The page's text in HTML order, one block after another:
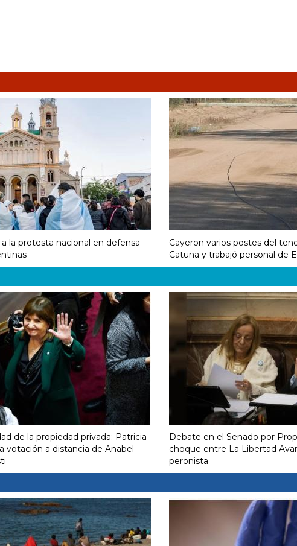
la protesta nacional en defensa
Cayeron varios postes del
Catuna y trabajó personal de
de la propiedad privada: Patricia
votación a distancia de Anabel
Debate en el Senado por
choque entre La Libertad
peronista